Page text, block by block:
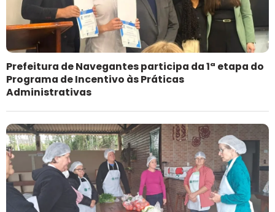
Prefeitura de Navegantes participa da 1ª etapa do
Programa de Incentivo às Práticas
Administrativas